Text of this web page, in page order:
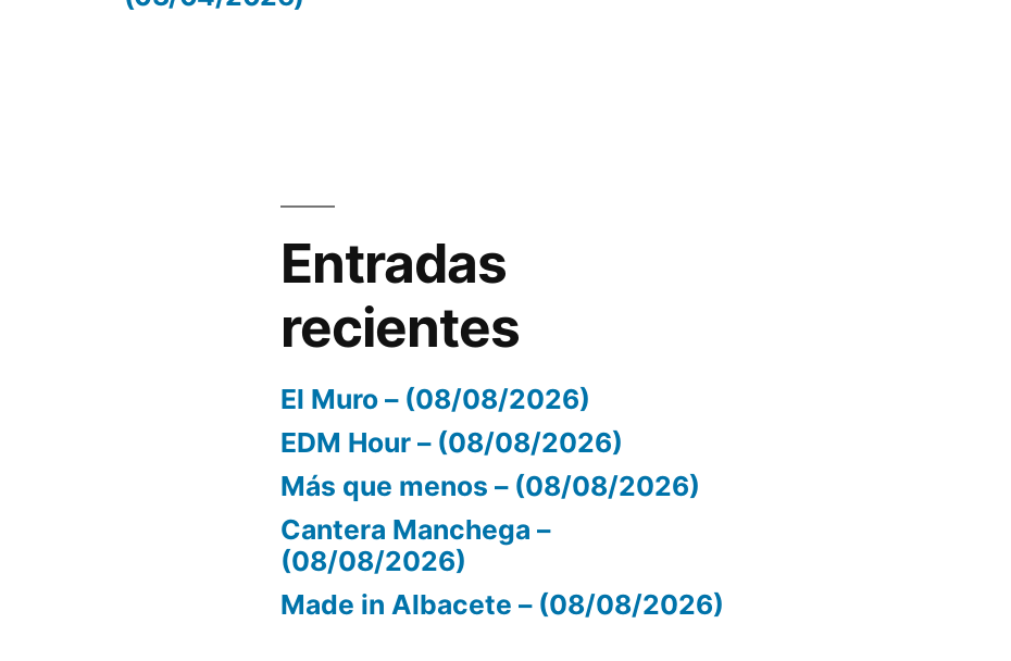
Entradas
recientes
El Muro – (08/08/2026)
EDM Hour – (08/08/2026)
Más que menos – (08/08/2026)
Cantera Manchega –
(08/08/2026)
Made in Albacete – (08/08/2026)